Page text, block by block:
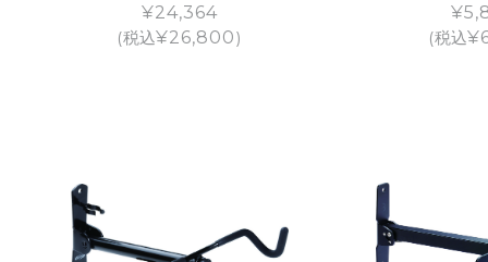
¥24,364
(税込¥26,800)
¥
(税込¥